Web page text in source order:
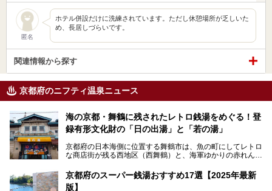
匿名
ホテル併設だけに洗練されています。ただし休憩場所が乏しいた
め、長居しづらいです。
関連情報から探す
京都府のニフティ温泉ニュース
海の京都・舞鶴に残されたレトロ銭湯をめぐる！登
録有形文化財の「日の出湯」と「若の湯」
京都府の日本海側に位置する舞鶴市は、魚の町にしてレトロ
な商店街が残る西地区（西舞鶴）と、海軍ゆかりの赤れんが
ます。今回案内するのは西地区に今も残る2軒の銭湯「日の
出湯」と「若の湯」。いずれも国の登録有形文化財に指定さ
れた歴史ある建物でありながら、今も現役のお風呂屋さんで
京都府のスーパー銭湯おすすめ17選【2025年最新
版】